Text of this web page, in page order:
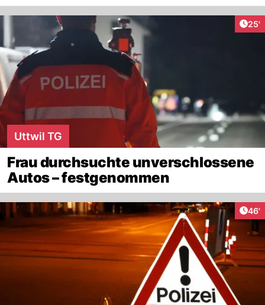
25'
Uttwil TG
Frau durchsuchte unverschlossene
Autos – festgenommen
46'